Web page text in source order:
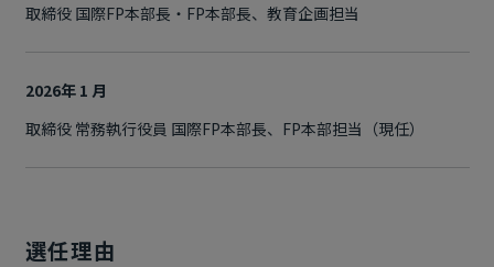
取締役 国際FP本部長・FP本部長、教育企画担当
2026年 1 月
取締役 常務執行役員 国際FP本部長、FP本部担当（現任）
選任理由